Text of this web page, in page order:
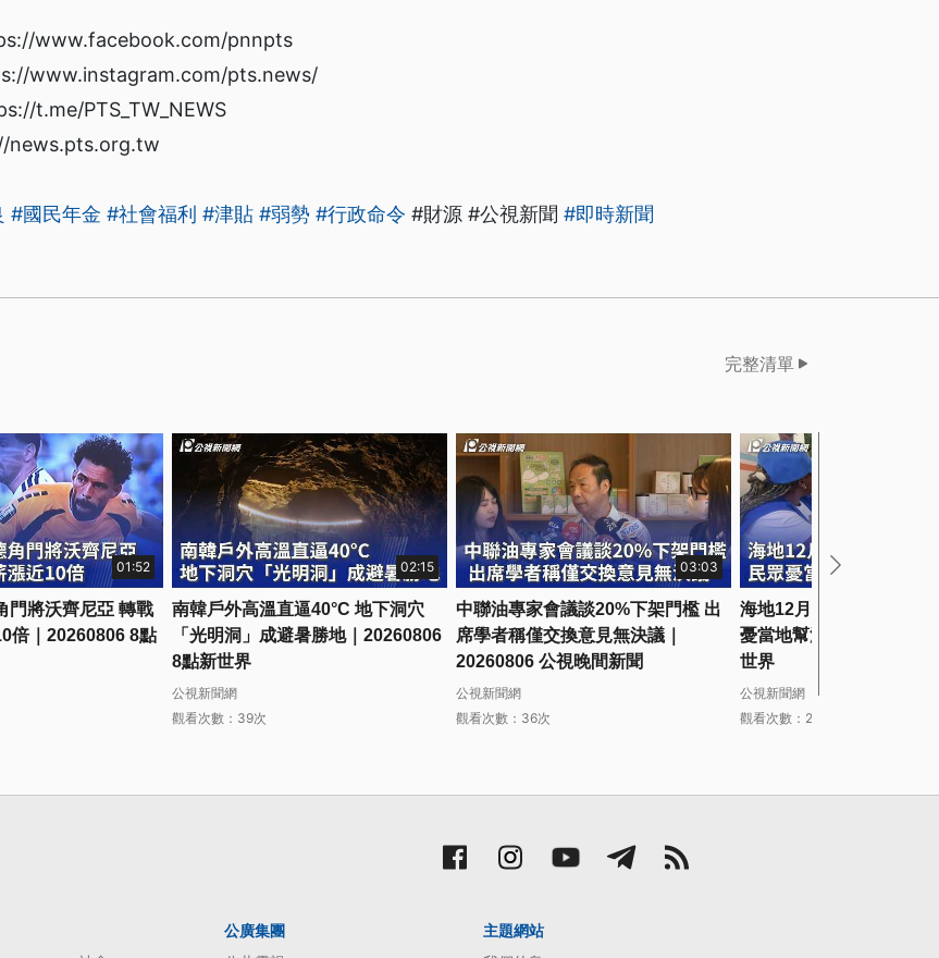
www.facebook.com/pnnpts
www.instagram.com/pts.news/
t.me/PTS_TW_NEWS
news.pts.org.tw
#國民年金 #社會福利 #津貼 #弱勢 #行政命令 #財源 #公視新聞 #即時新聞
完整清單
01:52
門將沃齊尼亞 轉戰
倍｜20260806 8點
02:15
南韓戶外高溫直逼40°C 地下洞穴
「光明洞」成避暑勝地｜20260806
8點新世界
公視新聞網
觀看次數：39次
03:03
中聯油專家會議談20%下架門檻 出
席學者稱僅交換意見無決議｜
20260806 公視晚間新聞
公視新聞網
觀看次數：36次
海地12月展開總統及國會
憂當地幫派擾亂｜
世界
公視新聞網
觀看次數：29次
公廣集團
主題網站